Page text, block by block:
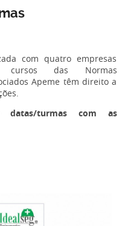
com quatro empresas
cursos das Normas
Apeme têm direito a
datas/turmas com as